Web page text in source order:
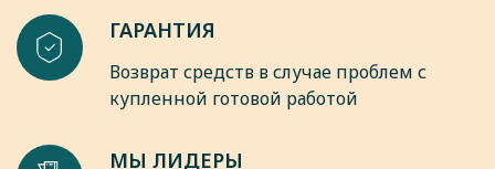
ГАРАНТИЯ
Возврат средств в случае проблем с
купленной готовой работой
МЫ ЛИДЕРЫ